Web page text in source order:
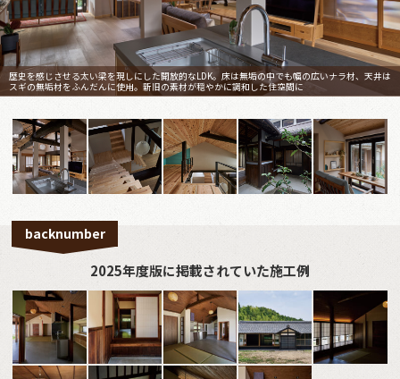
歴史を感じさせる太い梁を現しにした開放的なLDK。床は無垢の中でも幅の広いナラ材、天井は
スギの無垢材をふんだんに使用。新旧の素材が穏やかに調和した住空間に
backnumber
2025年度版に掲載されていた施工例